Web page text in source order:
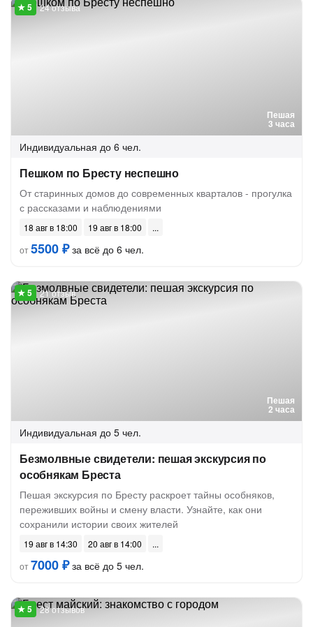
Пешая
3 часа
24 отзыва
Индивидуальная до 6 чел.
Пешком по Бресту неспешно
От старинных домов до современных кварталов - прогулка
с рассказами и наблюдениями
18 авг в 18:00
19 авг в 18:00
от5500 ₽за всё до 6 чел.
Пешая
2 часа
21 отзыв
Индивидуальная до 5 чел.
Безмолвные свидетели: пешая экскурсия по
особнякам Бреста
Пешая экскурсия по Бресту раскроет тайны особняков,
переживших войны и смену власти. Узнайте, как они
сохранили истории своих жителей
19 авг в 14:30
20 авг в 14:00
от7000 ₽за всё до 5 чел.
28 отзывов